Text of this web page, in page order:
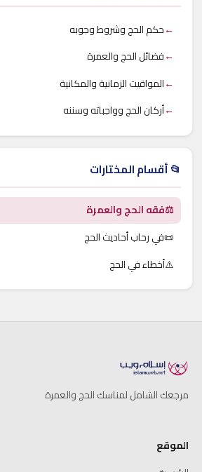
←حكم الحج وشروط وجوبه
←فضائل الحج والعمرة
←المواقيت الزمانية والمكانية
←أركان الحج وواجباته وسننه
📂 أقسام المختارات
⚖️فقه الحج والعمرة
📜في رحاب أحاديث الحج
⚠️أخطاء في الحج
مرجعك الشامل لمناسك الحج والعمرة
الموقع